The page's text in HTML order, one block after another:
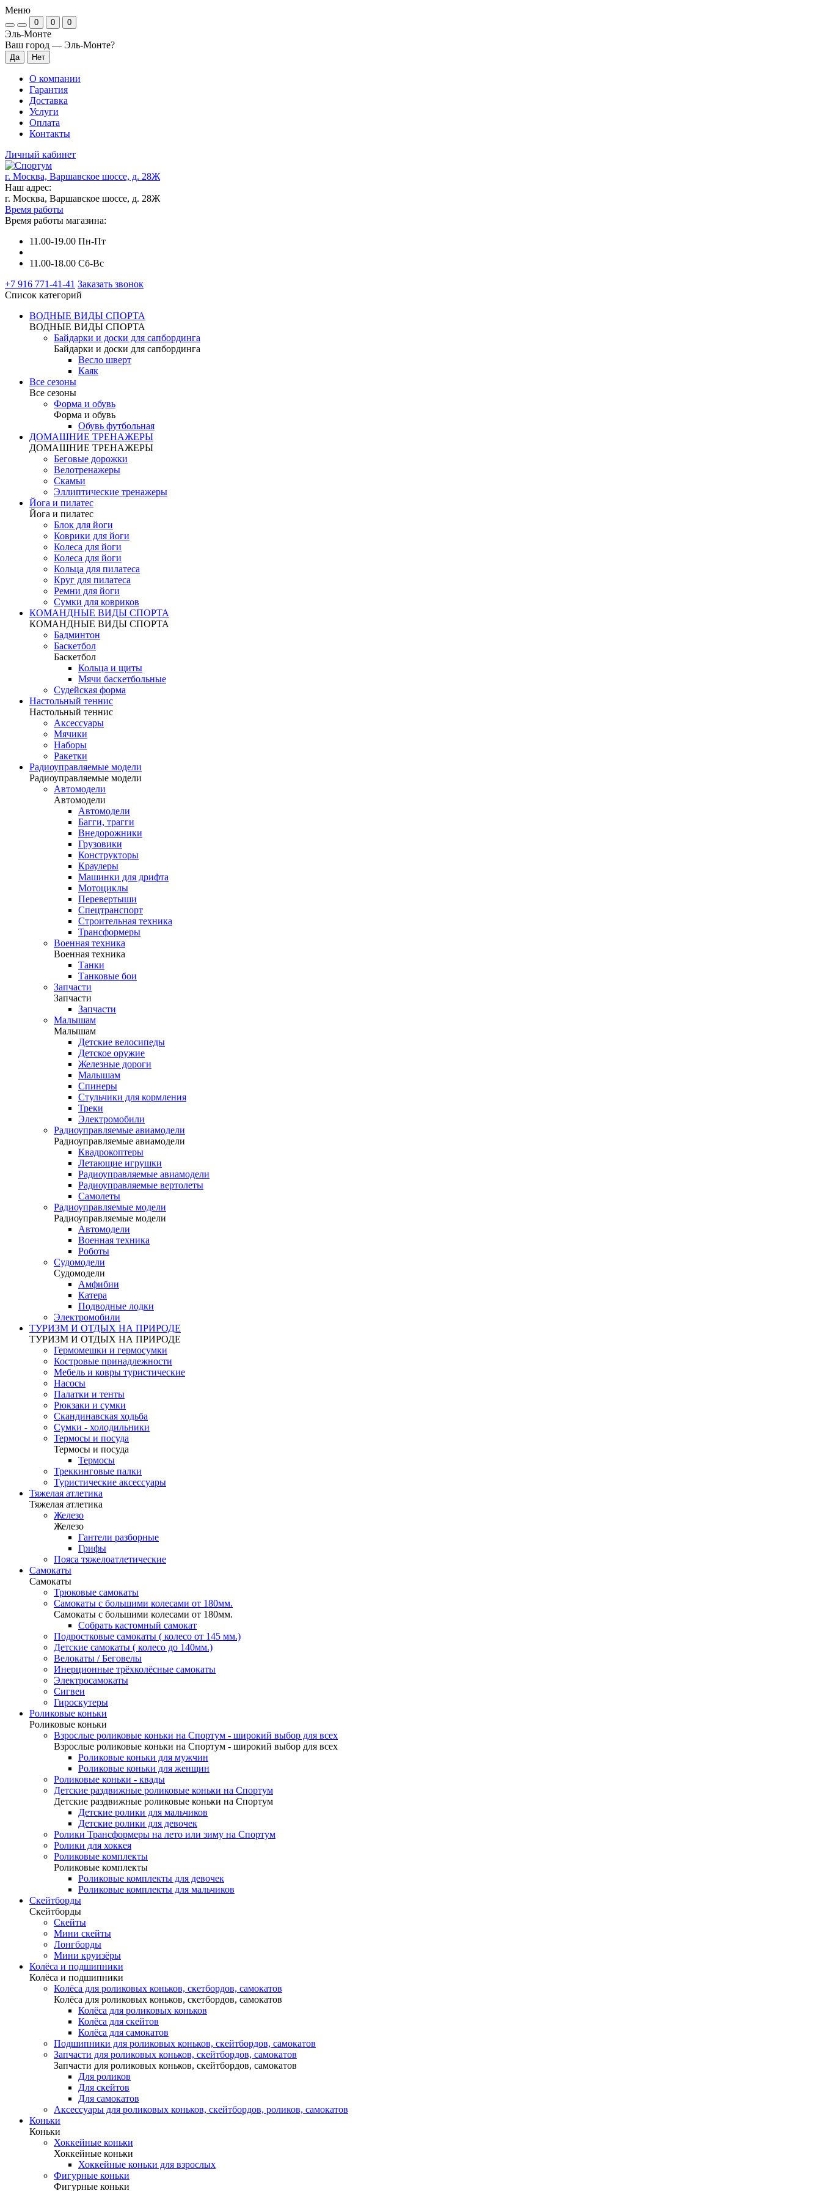
Меню
0 0 0
Эль-Монте
Ваш город — Эль-Монте?
О компании
Гарантия
Доставка
Услуги
Оплата
Контакты
Личный кабинет
г. Москва, Варшавское шоссе, д. 28Ж
Наш адрес:
г. Москва, Варшавское шоссе, д. 28Ж
Время работы
Время работы магазина:
11.00-19.00 Пн-Пт
11.00-18.00 Сб-Вс
+7 916 771-41-41 Заказать звонок
Список категорий
ВОДНЫЕ ВИДЫ СПОРТА
ВОДНЫЕ ВИДЫ СПОРТА
Байдарки и доски для сапбординга
Байдарки и доски для сапбординга
Весло шверт
Каяк
Все сезоны
Все сезоны
Форма и обувь
Форма и обувь
Обувь футбольная
ДОМАШНИЕ ТРЕНАЖЕРЫ
ДОМАШНИЕ ТРЕНАЖЕРЫ
Беговые дорожки
Велотренажеры
Скамьи
Эллиптические тренажеры
Йога и пилатес
Йога и пилатес
Блок для йоги
Коврики для йоги
Колеса для йоги
Колеса для йоги
Кольца для пилатеса
Круг для пилатеса
Ремни для йоги
Сумки для ковриков
КОМАНДНЫЕ ВИДЫ СПОРТА
КОМАНДНЫЕ ВИДЫ СПОРТА
Бадминтон
Баскетбол
Баскетбол
Кольца и щиты
Мячи баскетбольные
Судейская форма
Настольный теннис
Настольный теннис
Аксессуары
Мячики
Наборы
Ракетки
Радиоуправляемые модели
Радиоуправляемые модели
Автомодели
Автомодели
Автомодели
Багги, трагги
Внедорожники
Грузовики
Конструкторы
Краулеры
Машинки для дрифта
Мотоциклы
Перевертыши
Спецтранспорт
Строительная техника
Трансформеры
Военная техника
Военная техника
Танки
Танковые бои
Запчасти
Запчасти
Запчасти
Малышам
Малышам
Детские велосипеды
Детское оружие
Железные дороги
Малышам
Спинеры
Стульчики для кормления
Треки
Электромобили
Радиоуправляемые авиамодели
Радиоуправляемые авиамодели
Квадрокоптеры
Летающие игрушки
Радиоуправляемые авиамодели
Радиоуправляемые вертолеты
Самолеты
Радиоуправляемые модели
Радиоуправляемые модели
Автомодели
Военная техника
Роботы
Судомодели
Судомодели
Амфибии
Катера
Подводные лодки
Электромобили
ТУРИЗМ И ОТДЫХ НА ПРИРОДЕ
ТУРИЗМ И ОТДЫХ НА ПРИРОДЕ
Гермомешки и гермосумки
Костровые принадлежности
Мебель и ковры туристические
Насосы
Палатки и тенты
Рюкзаки и сумки
Скандинавская ходьба
Сумки - холодильники
Термосы и посуда
Термосы и посуда
Термосы
Треккинговые палки
Туристические аксессуары
Тяжелая атлетика
Тяжелая атлетика
Железо
Железо
Гантели разборные
Грифы
Пояса тяжелоатлетические
Самокаты
Самокаты
Трюковые самокаты
Самокаты с большими колесами от 180мм.
Самокаты с большими колесами от 180мм.
Собрать кастомный самокат
Подростковые самокаты ( колесо от 145 мм.)
Детские самокаты ( колесо до 140мм.)
Велокаты / Беговелы
Инерционные трёхколёсные самокаты
Электросамокаты
Сигвеи
Гироскутеры
Роликовые коньки
Роликовые коньки
Взрослые роликовые коньки на Спортум - широкий выбор для всех
Взрослые роликовые коньки на Спортум - широкий выбор для всех
Роликовые коньки для мужчин
Роликовые коньки для женщин
Роликовые коньки - квады
Детские раздвижные роликовые коньки на Спортум
Детские раздвижные роликовые коньки на Спортум
Детские ролики для мальчиков
Детские ролики для девочек
Ролики Трансформеры на лето или зиму на Спортум
Ролики для хоккея
Роликовые комплекты
Роликовые комплекты
Роликовые комплекты для девочек
Роликовые комплекты для мальчиков
Скейтборды
Скейтборды
Скейты
Мини скейты
Лонгборды
Мини круизёры
Колёса и подшипники
Колёса и подшипники
Колёса для роликовых коньков, скетбордов, самокатов
Колёса для роликовых коньков, скетбордов, самокатов
Колёса для роликовых коньков
Колёса для скейтов
Колёса для самокатов
Подшипники для роликовых коньков, скейтбордов, самокатов
Запчасти для роликовых коньков, скейтбордов, самокатов
Запчасти для роликовых коньков, скейтбордов, самокатов
Для роликов
Для скейтов
Для самокатов
Аксессуары для роликовых коньков, скейтбордов, роликов, самокатов
Коньки
Коньки
Хоккейные коньки
Хоккейные коньки
Хоккейные коньки для взрослых
Фигурные коньки
Фигурные коньки